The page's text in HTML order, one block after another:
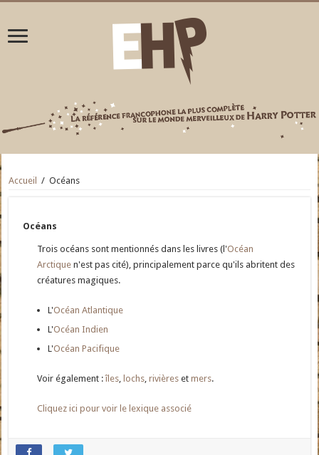
Accueil / Océans
Océans
Trois océans sont mentionnés dans les livres (l'Océan
Arctique n'est pas cité), principalement parce qu'ils abritent des
créatures magiques.
L'Océan Atlantique
L'Océan Indien
L'Océan Pacifique
Voir également :îles, lochs,rivières etmers.
Cliquez ici pour voir le lexique associé